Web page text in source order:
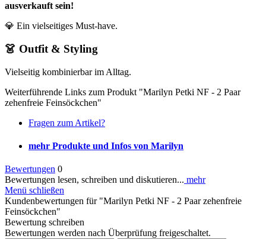
ausverkauft sein!
💎 Ein vielseitiges Must-have.
👗 Outfit & Styling
Vielseitig kombinierbar im Alltag.
Weiterführende Links zum Produkt "Marilyn Petki NF - 2 Paar
zehenfreie Feinsöckchen"
Fragen zum Artikel?
mehr Produkte und Infos von Marilyn
Bewertungen 0
Bewertungen lesen, schreiben und diskutieren... mehr
Menü schließen
Kundenbewertungen für "Marilyn Petki NF - 2 Paar zehenfreie
Feinsöckchen"
Bewertung schreiben
Bewertungen werden nach Überprüfung freigeschaltet.